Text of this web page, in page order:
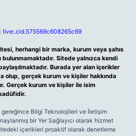
live:.cid.575569c608265c69
herhangi bir marka, kurum veya şahıs
Sitede yalnızca kendi
Burada yer alan içerikler
olup, gerçek kurum ve kişiler hakkında
Gerçek kurum ve kişiler ile isim
gereğince Bilgi Teknolojileri ve İletişim
bir Yer Sağlayıcı olarak hizmet
içerikleri proaktif olarak denetleme